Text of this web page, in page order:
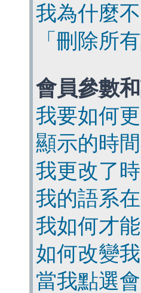
我為什麼
「刪除所
會員參數
我要如何
顯示的時
我更改了
我的語系
我如何才
如何改變
當我點選